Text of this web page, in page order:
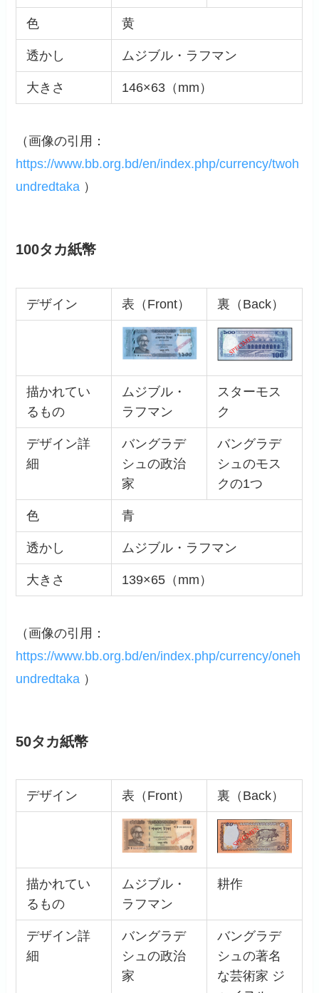
色 黄
透かし ムジブル・ラフマン
大きさ 146×63（mm）
（画像の引用：
https://www.bb.org.bd/en/index.php/currency/twoh
undredtaka ）
100タカ紙幣
デザイン 表（Front） 裏（Back）
描かれてい
るもの
ムジブル・
ラフマン
スターモス
ク
デザイン詳
細
バングラデ
シュの政治
家
バングラデ
シュのモス
クの1つ
色 青
透かし ムジブル・ラフマン
大きさ 139×65（mm）
（画像の引用：
https://www.bb.org.bd/en/index.php/currency/oneh
undredtaka ）
50タカ紙幣
デザイン 表（Front） 裏（Back）
描かれてい
るもの
ムジブル・
ラフマン
耕作
デザイン詳
細
バングラデ
シュの政治
家
バングラデ
シュの著名
な芸術家 ジ